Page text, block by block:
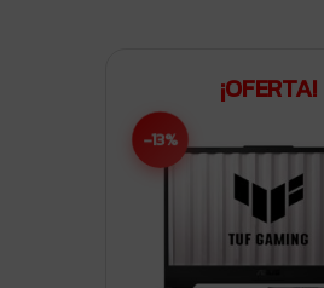
¡OFERTA!
-13%